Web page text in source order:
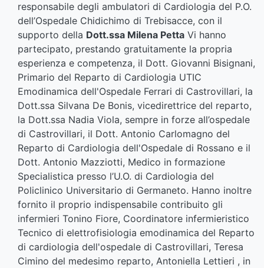
responsabile degli ambulatori di Cardiologia del P.O.
dell’Ospedale Chidichimo di Trebisacce, con il
supporto della Dott.ssa Milena Petta Vi hanno
partecipato, prestando gratuitamente la propria
esperienza e competenza, il Dott. Giovanni Bisignani,
Primario del Reparto di Cardiologia UTIC
Emodinamica dell'Ospedale Ferrari di Castrovillari, la
Dott.ssa Silvana De Bonis, vicedirettrice del reparto,
la Dott.ssa Nadia Viola, sempre in forze all’ospedale
di Castrovillari, il Dott. Antonio Carlomagno del
Reparto di Cardiologia dell'Ospedale di Rossano e il
Dott. Antonio Mazziotti, Medico in formazione
Specialistica presso l’U.O. di Cardiologia del
Policlinico Universitario di Germaneto. Hanno inoltre
fornito il proprio indispensabile contribuito gli
infermieri Tonino Fiore, Coordinatore infermieristico
Tecnico di elettrofisiologia emodinamica del Reparto
di cardiologia dell'ospedale di Castrovillari, Teresa
Cimino del medesimo reparto, Antoniella Lettieri , in